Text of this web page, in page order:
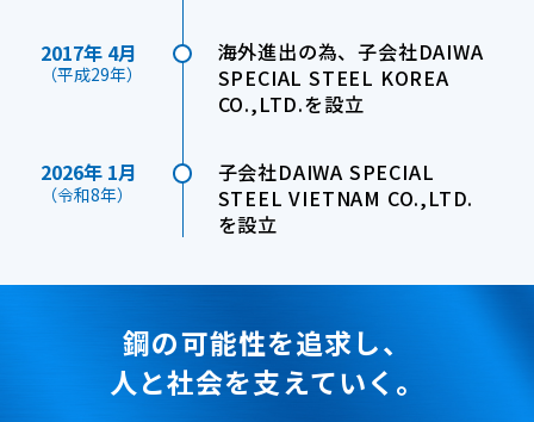
2017年 4月
（平成29年）
海外進出の為、子会社DAIWA
SPECIAL STEEL KOREA
CO.,LTD.を設立
2026年 1月
（令和8年）
子会社DAIWA SPECIAL
STEEL VIETNAM CO.,LTD.
を設立
鋼の可能性を追求し、
人と社会を支えていく。